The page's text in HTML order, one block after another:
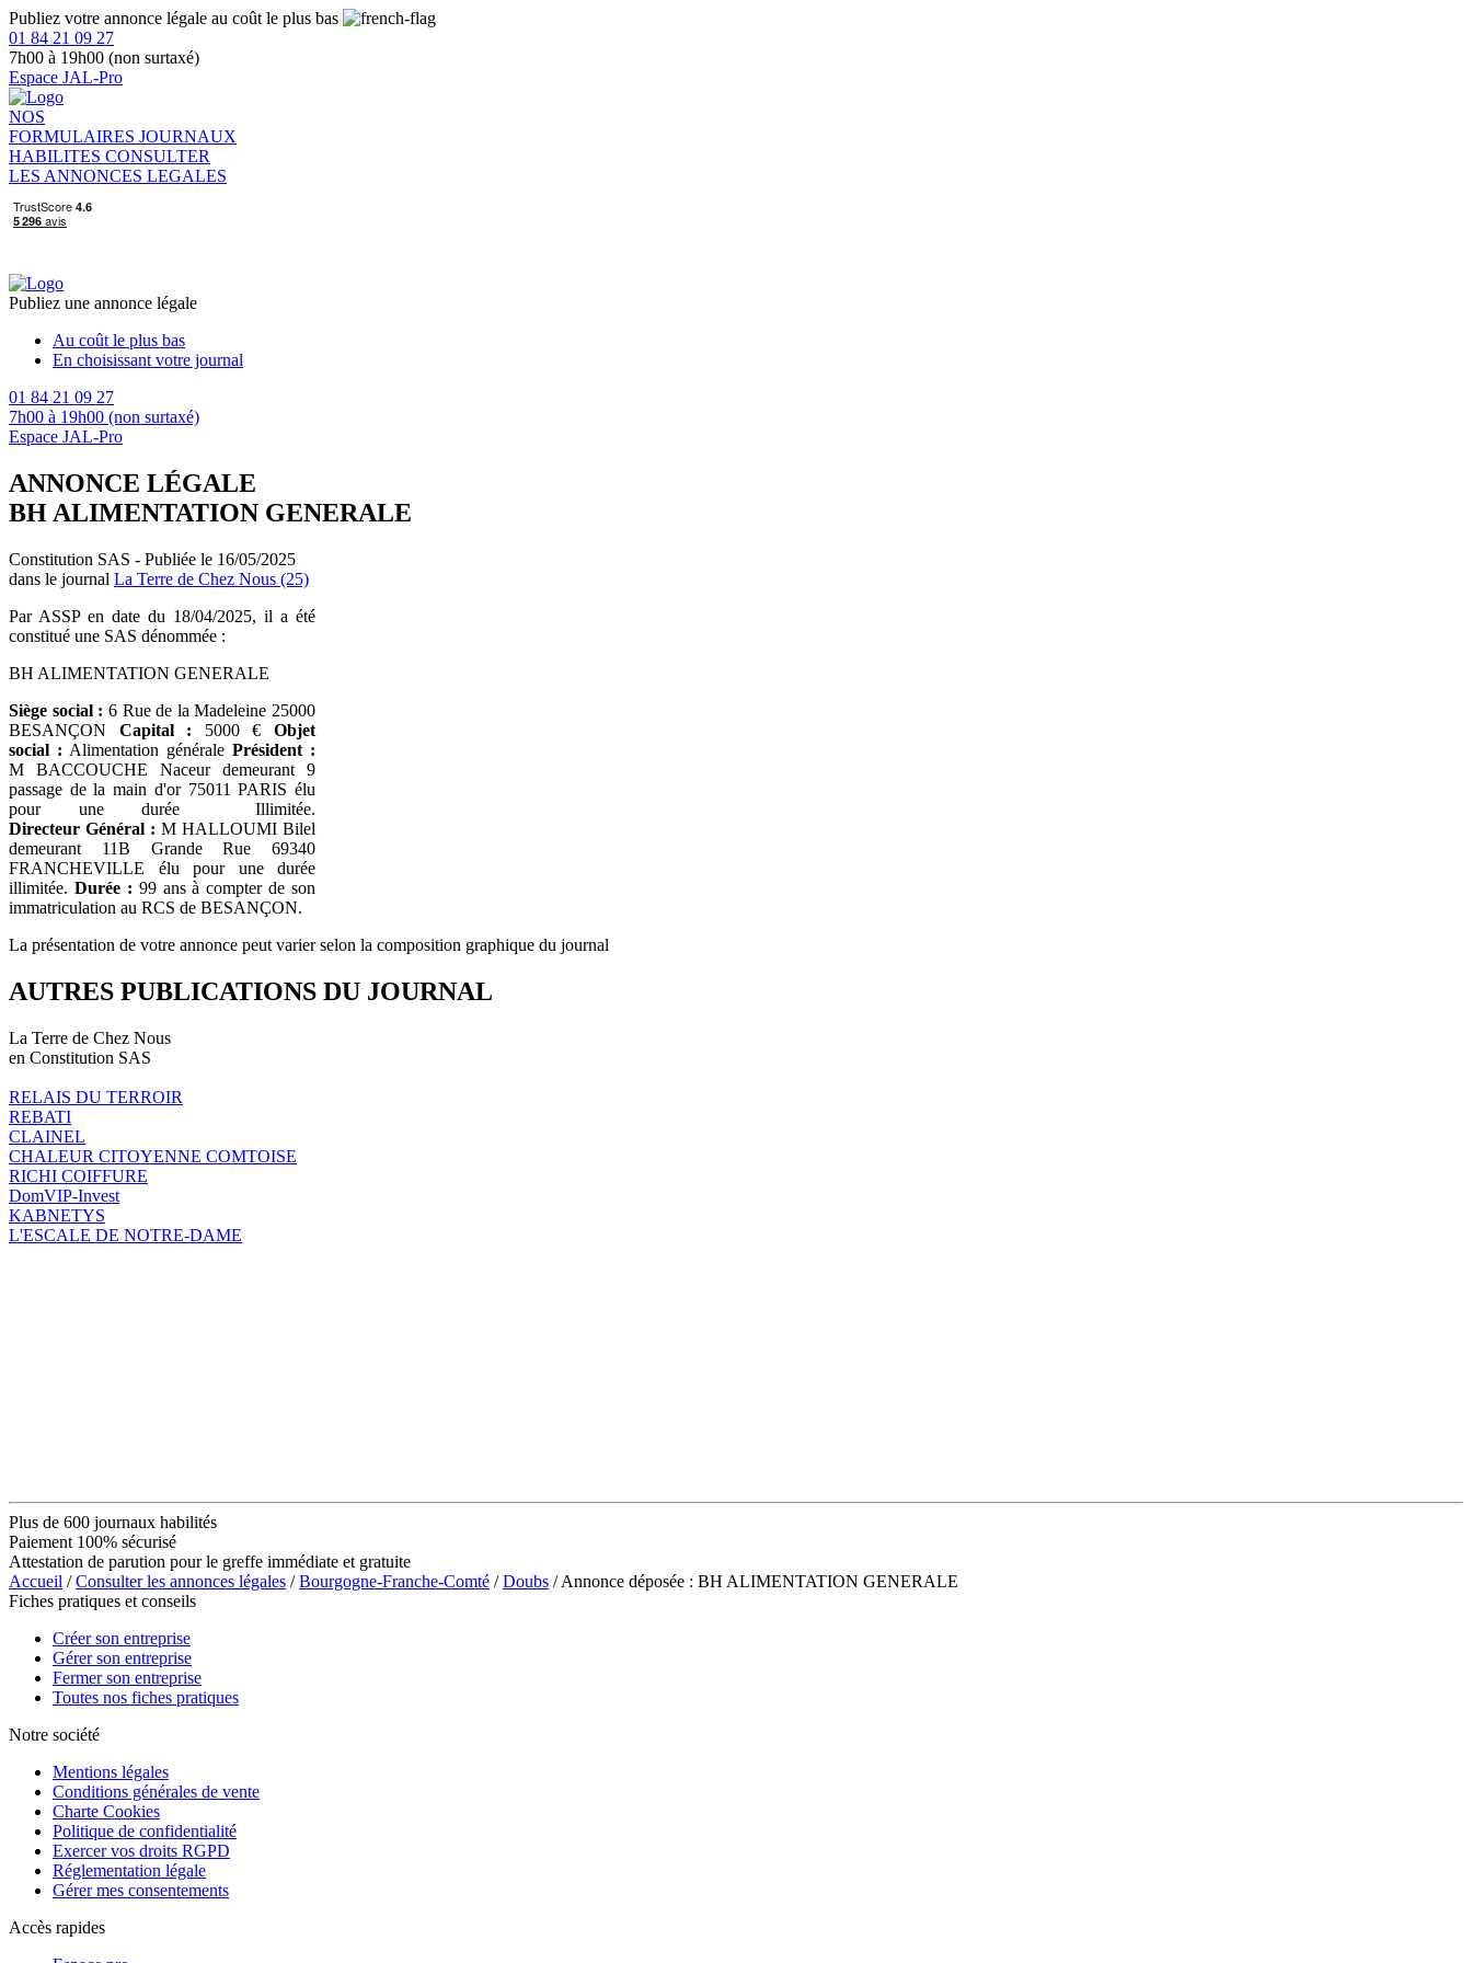
Publiez votre annonce légale au coût le plus bas
01 84 21 09 27
7h00 à 19h00 (non surtaxé)
Espace JAL-Pro
NOS
FORMULAIRES JOURNAUX
HABILITES CONSULTER
LES ANNONCES LEGALES
Publiez une annonce légale
Au coût le plus bas
En choisissant votre journal
01 84 21 09 27
7h00 à 19h00 (non surtaxé)
Espace JAL-Pro
ANNONCE LÉGALE
BH ALIMENTATION GENERALE
Constitution SAS - Publiée le 16/05/2025
dans le journal La Terre de Chez Nous (25)
Par ASSP en date du 18/04/2025, il a été
constitué une SAS dénommée :
BH ALIMENTATION GENERALE
Siège social : 6 Rue de la Madeleine 25000
BESANÇON Capital : 5000 €Objet
social : Alimentation générale Président :
M BACCOUCHE Naceur demeurant 9
passage de la main d'or 75011 PARIS élu
pour une durée Illimitée.
Directeur Général : M HALLOUMI Bilel
demeurant 11B Grande Rue 69340
FRANCHEVILLE élu pour une durée
illimitée. Durée : 99 ans à compter de son
immatriculation au RCS de BESANÇON.
La présentation de votre annonce peut varier selon la composition graphique du journal
AUTRES PUBLICATIONS DU JOURNAL
La Terre de Chez Nous
en Constitution SAS
RELAIS DU TERROIR
REBATI
CLAINEL
CHALEUR CITOYENNE COMTOISE
RICHI COIFFURE
DomVIP-Invest
KABNETYS
L'ESCALE DE NOTRE-DAME
Plus de 600 journaux habilités
Paiement 100% sécurisé
Attestation de parution pour le greffe immédiate et gratuite
Accueil /Consulter les annonces légales /Bourgogne-Franche-Comté /Doubs / Annonce déposée : BH ALIMENTATION GENERALE
Fiches pratiques et conseils
Créer son entreprise
Gérer son entreprise
Fermer son entreprise
Toutes nos fiches pratiques
Notre société
Mentions légales
Conditions générales de vente
Charte Cookies
Politique de confidentialité
Exercer vos droits RGPD
Réglementation légale
Gérer mes consentements
Accès rapides